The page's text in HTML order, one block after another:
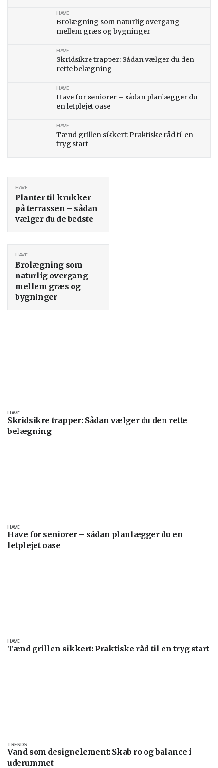
Brolægning som naturlig overgang
mellem græs og bygninger
HAVE
Skridsikre trapper: Sådan vælger du den
rette belægning
HAVE
Have for seniorer – sådan planlægger du
en letplejet oase
HAVE
Tænd grillen sikkert: Praktiske råd til en
tryg start
HAVE
Planter til krukker
på terrassen – sådan
vælger du de bedste
HAVE
Brolægning som
naturlig overgang
mellem græs og
bygninger
HAVE
Skridsikre trapper: Sådan vælger du den rette
belægning
HAVE
Have for seniorer – sådan planlægger du en
letplejet oase
HAVE
Tænd grillen sikkert: Praktiske råd til en tryg start
HAVE
Vand som designelement: Skab ro og balance i
uderummet
TRENDS